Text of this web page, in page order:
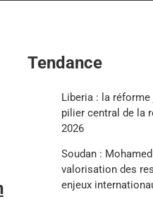
Tendance
Liberia : la
pilier central de la
2026
Soudan :
valorisation des
enjeux